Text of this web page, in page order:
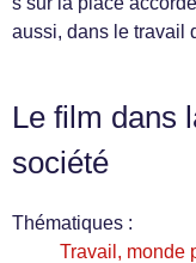
aussi, dans le travail
Le film dans
société
Thématiques :
Travail, monde